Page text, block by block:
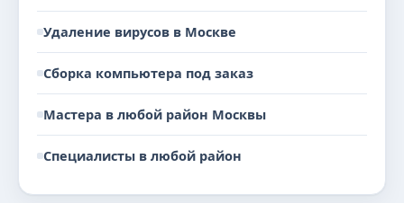
Удаление вирусов в Москве
Сборка компьютера под заказ
Мастера в любой район Москвы
Специалисты в любой район